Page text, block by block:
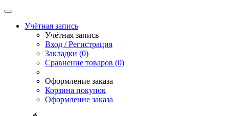
Учётная запись
Учётная запись
Вход / Регистрация
Закладки (0)
Сравнение товаров (0)
Оформление заказа
Корзина покупок
Оформление заказа